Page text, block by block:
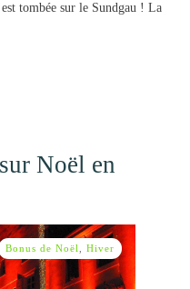
tombée sur le Sundgau ! La
Noël en
Bonus de Noël Hiver